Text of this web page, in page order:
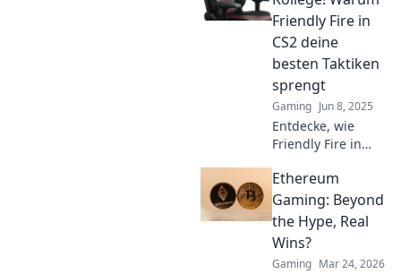
the ultimate
enemy and how to
survive the
madness!
Friendly Fire in
CS2 deine
besten Taktiken
sprengt
Gaming Jun 8, 2025
Entdecke, wie
Friendly Fire in
sabotiert und
lerne, wie du
deine
Teamstrategie
optimierst!
Ethereum
Gaming: Beyond
the Hype, Real
Wins?
Gaming Mar 24, 2026